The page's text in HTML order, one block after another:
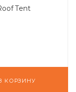
Tent
КОРЗИНУ